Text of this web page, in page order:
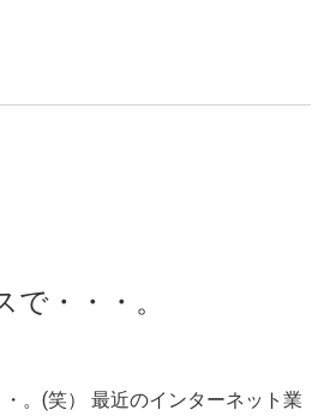
・・・。
。(笑） 最近のインターネット業